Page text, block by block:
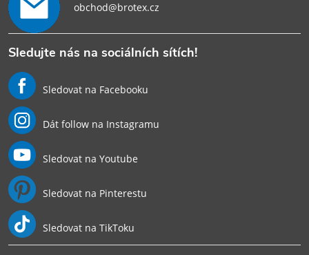
obchod@brotex.cz
Sledujte nás na sociálních sítích!
Sledovat na Facebooku
Dát follow na Instagramu
Sledovat na Youtube
Sledovat na Pinterestu
Sledovat na TikToku